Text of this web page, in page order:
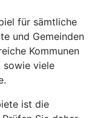
für sämtliche
und Gemeinden
Kommunen
sowie viele
ist die